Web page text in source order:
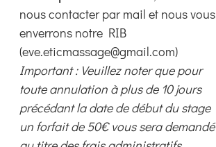
nous contacter par mail et nous vous
enverrons notre RIB
(eve.eticmassage@gmail.com)
Important : Veuillez noter que pour
toute annulation à plus de 10 jours
précédant la date de début du stage
un forfait de 50€ vous sera demandé